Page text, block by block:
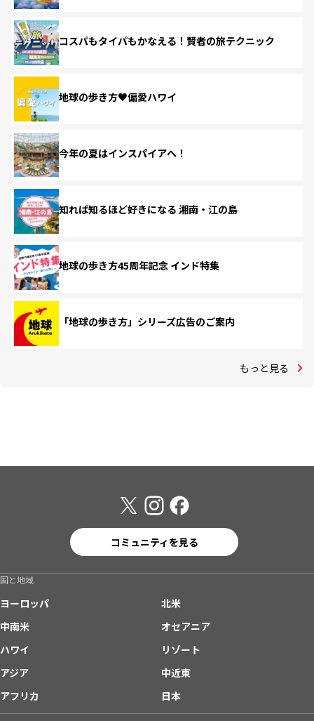
コスパもタイパもかなえる！賢者の旅テクニック
地球の歩き方♥偏愛ハワイ
今年の夏はインスパイアへ！
知れば知るほど好きになる 湘南・江の島
地球の歩き方45周年記念 インド特集
「地球の歩き方」シリーズ広告のご案内
もっと見る
コミュニティを見る
国と地域
ヨーロッパ
北米
中南米
オセアニア
ハワイ
リゾート
アジア
中近東
アフリカ
日本